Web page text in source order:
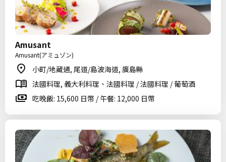
Amusant
Amusant(アミュゾン)
小町/地藏通, 尾道/島波海道, 廣島縣
法國料理, 義大利料理、法國料理 / 法國料理 / 葡萄酒
吃晚飯: 15,600 日幣 / 午餐: 12,000 日幣